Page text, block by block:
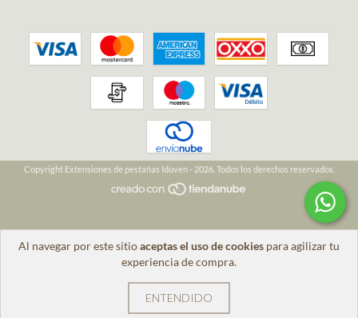
Al navegar por este sitioaceptas el uso de cookies para agilizar tu
experiencia de compra.
ENTENDIDO
Copyright Extensiones de pestañas Iduven - 2026. Todos los derechos reservados.